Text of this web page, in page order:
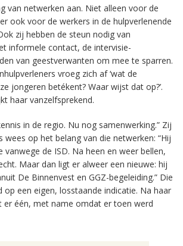
van netwerken aan. Niet alleen voor de
ook voor de werkers in de hulpverlenende
zij hebben de steun nodig van
informele contact, de intervisie-
van geestverwanten om mee te sparren.
vroeg zich af ‘wat de
jongeren betékent? Waar wijst dat op?’.
haar vanzelfsprekend.
in de regio. Nu nog samenwerking.” Zij
op het belang van die netwerken: “Hij
vanwege de ISD. Na heen en weer bellen,
Maar dan ligt er alweer een nieuwe: hij
De Binnenvest en GGZ-begeleiding.” Die
op een eigen, losstaande indicatie. Na haar
er één, met name omdat er toen werd